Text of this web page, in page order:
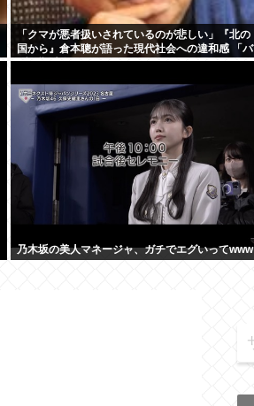
「クマが悪者扱いされているのが悲しい」『北の
国から』倉本聰が語った現代社会への違和感 「バ
ブル期以降、ドラマはつまらなくなった」
乃木坂の美人マネージャ、ガチでエグいってwww